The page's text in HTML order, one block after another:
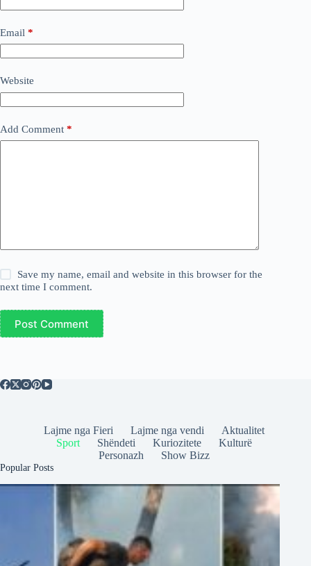
Email *
Website
Add Comment *
Save my name, email and website in this browser for the
next time I comment.
Post Comment
Lajme nga Fieri Lajme nga vendi
Aktualitet
Sport
Shëndeti Kuriozitete
Kulturë
Personazh
Show Bizz
Popular Posts